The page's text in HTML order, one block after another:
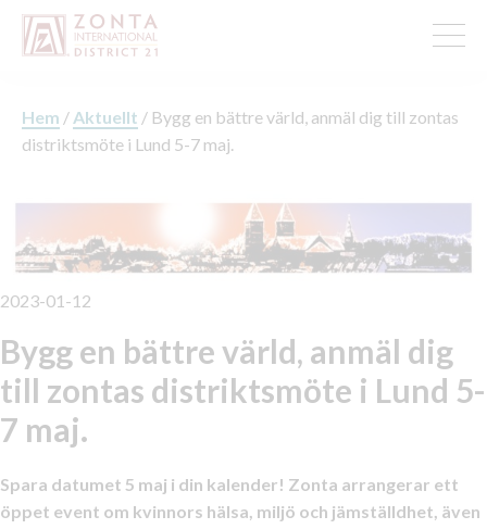
Hem / Aktuellt / Bygg en bättre värld, anmäl dig till zontas
distriktsmöte i Lund 5-7 maj.
2023-01-12
Bygg en bättre värld, anmäl dig
till zontas distriktsmöte i Lund 5-
7 maj.
Spara datumet 5 maj i din kalender! Zonta arrangerar ett
öppet event om kvinnors hälsa, miljö och jämställdhet, även